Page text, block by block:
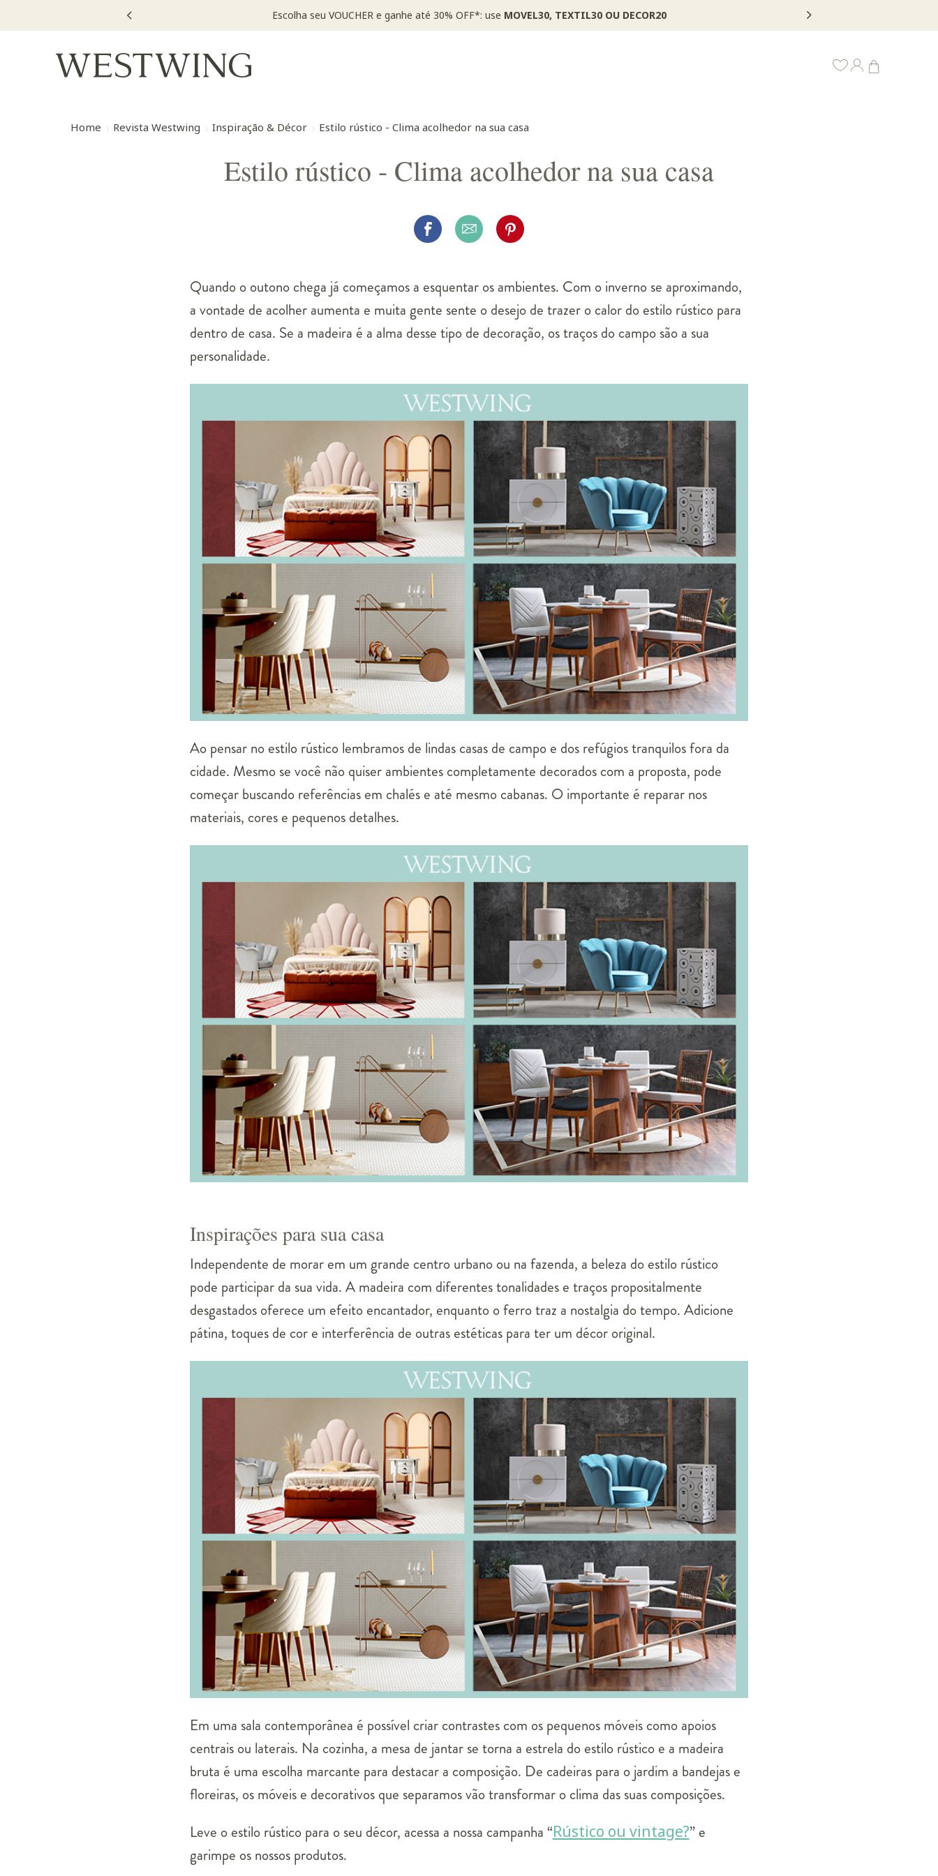
*Válido por tempo limitado, em itens sinalizados com selo
Home Revista Westwing Inspiração & Décor Estilo rústico - Clima acolhedor na sua casa
Estilo rústico - Clima acolhedor na sua casa
Quando o outono chega já começamos a esquentar os ambientes. Com o inverno se aproximando,
a vontade de acolher aumenta e muita gente sente o desejo de trazer o calor do estilo rústico para
dentro de casa. Se a madeira é a alma desse tipo de decoração, os traços do campo são a sua
personalidade.
Ao pensar no estilo rústico lembramos de lindas casas de campo e dos refúgios tranquilos fora da
cidade. Mesmo se você não quiser ambientes completamente decorados com a proposta, pode
começar buscando referências em chalés e até mesmo cabanas. O importante é reparar nos
materiais, cores e pequenos detalhes.
Inspirações para sua casa
Independente de morar em um grande centro urbano ou na fazenda, a beleza do estilo rústico
pode participar da sua vida. A madeira com diferentes tonalidades e traços propositalmente
desgastados oferece um efeito encantador, enquanto o ferro traz a nostalgia do tempo. Adicione
pátina, toques de cor e interferência de outras estéticas para ter um décor original.
Em uma sala contemporânea é possível criar contrastes com os pequenos móveis como apoios
centrais ou laterais. Na cozinha, a mesa de jantar se torna a estrela do estilo rústico e a madeira
bruta é uma escolha marcante para destacar a composição. De cadeiras para o jardim a bandejas e
floreiras, os móveis e decorativos que separamos vão transformar o clima das suas composições.
Leve o estilo rústico para o seu décor, acessa a nossa campanha “Rústico ou vintage?” e
garimpe os nossos produtos.